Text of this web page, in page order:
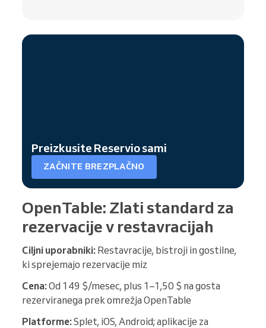
Preizkusite Reservio sami
ZAČNITE BREZPLAČNO
OpenTable: Zlati standard za
rezervacije v restavracijah
Ciljni uporabniki: Restavracije, bistroji in gostilne,
ki sprejemajo rezervacije miz
Cena:Od 149 $/mesec, plus 1–1,50 $ na gosta
rezerviranega prek omrežja OpenTable
Platforme:Splet, iOS, Android; aplikacije za